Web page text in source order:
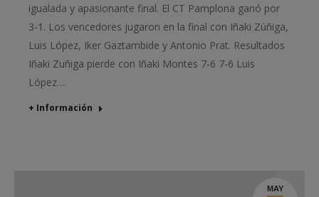
igualada y apasionante final. El CT Pamplona ganó por
3-1. Los vencedores jugaron en la final con Iñaki Zúñiga,
Luis López, Iker Gaztambide y Antonio Prat. Resultados
Iñaki Zuñiga pierde con Iñaki Montes 7-6 7-6 Luis
López…
+ Información
MAY